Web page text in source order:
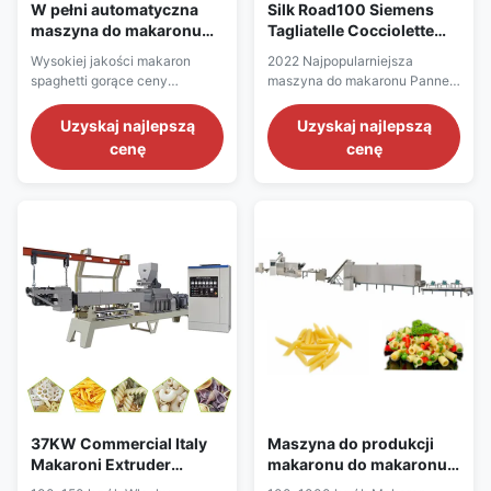
W pełni automatyczna
maszyna do makaronu
przemysłowego 45KW
120kg / H
Wysokiej jakości makaron
spaghetti gorące ceny
spaghetti z pszenicy
Wytłaczarka
jednoślimakowaschemat
21000x1200x2200mm Silk
Road-120 60kW 48kW
120kg/h
23000x1500x2200mm
Główne cechy ...
Uzyskaj najlepszą
cenę
Silk Road100 Siemens
Tagliatelle Cocciolette
makaronów
2022 Najpopularniejsza
maszyna do makaronu Panne
Spaghetti Nazwa produktu
Linia produkcyjna makaronów
przemysłowa maszyna do
lub gaz, olej napędowy lub
parę jako energię ...
Uzyskaj najlepszą
cenę
37KW Commercial Italy
Makaroni Extruder
Machine 1500kg
Maszyna do produkcji
makaronu do makaronu
spaghetti 1500 kg